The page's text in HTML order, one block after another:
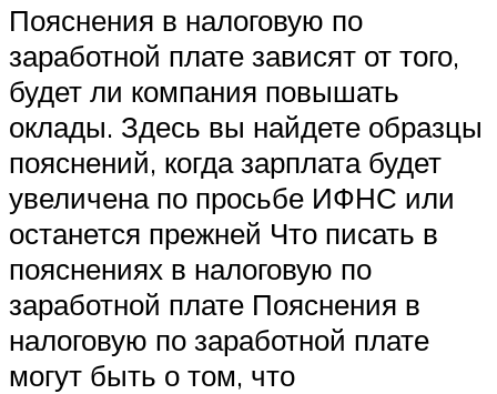
Пояснения в налоговую по
заработной плате зависят от того,
будет ли компания повышать
оклады. Здесь вы найдете образцы
пояснений, когда зарплата будет
увеличена по просьбе ИФНС или
останется прежней Что писать в
пояснениях в налоговую по
заработной плате Пояснения в
налоговую по заработной плате
могут быть о том, что